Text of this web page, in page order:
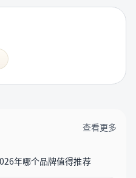
查看更多
年哪个品牌值得推荐